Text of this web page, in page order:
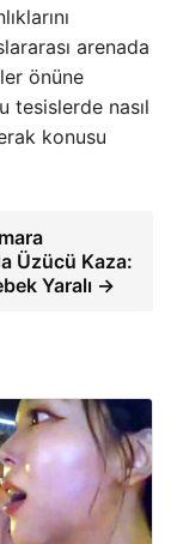
arenada
önüne
tesislerde nasıl
konusu
Üzücü Kaza:
Yaralı →